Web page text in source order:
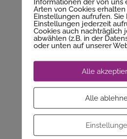
diese Reise zu begeben.
Moment Zeit, um in dich
fragen:
Wo fühle ich mich blockiert?
Was sind die alten
immer beeinflussen?
Ein kleiner
Mein kostenloses
Alten Wunden –
Arten von Cookies
Einstellungen aufrufen. Sie
Einstellungen jederzeit
Cookies auch nachträglich
abwählen (z.B. in der
oder unten auf unserer
Alle
Alle